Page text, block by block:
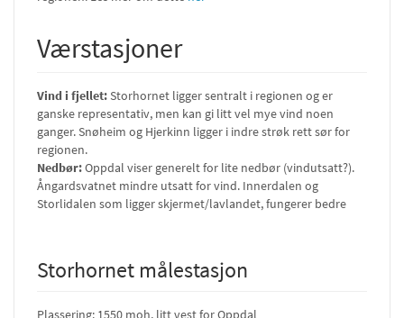
Værstasjoner
Vind i fjellet:Storhornet ligger sentralt i regionen og er
ganske representativ, men kan gi litt vel mye vind noen
ganger. Snøheim og Hjerkinn ligger i indre strøk rett sør for
regionen.
Nedbør:Oppdal viser generelt for lite nedbør (vindutsatt?).
Ångardsvatnet mindre utsatt for vind. Innerdalen og
Storlidalen som ligger skjermet/lavlandet, fungerer bedre
Storhornet målestasjon
Plassering: 1550 moh, litt vest for Oppdal